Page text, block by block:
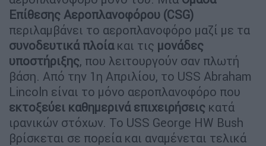
Επίθεσης Αεροπλανοφόρου (CSG)
περιλαμβάνει το αεροπλανοφόρο μαζί με τα
συνοδευτικά πλοίακαι τις μονάδες
υποστήριξης, που λειτουργούν σαν πλωτή
βάση. Από την 1η Απριλίου, το USS Abraham
Lincoln είναι το μόνο αεροπλανοφόρο που
εκτοξεύει καθημερινά επιχειρήσεις κατά
ιρανικών στόχων. Το USS George HW Bush
βρίσκεται σε πορεία και αναμένεται τελικά